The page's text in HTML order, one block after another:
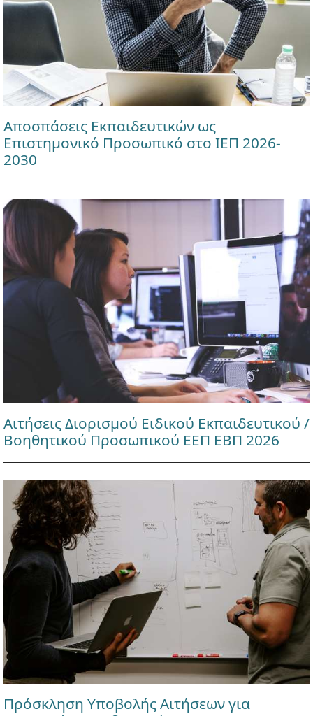
Αποσπάσεις Εκπαιδευτικών ως
Επιστημονικό Προσωπικό στο ΙΕΠ 2026-
2030
Αιτήσεις Διορισμού Ειδικού Εκπαιδευτικού /
Βοηθητικού Προσωπικού ΕΕΠ ΕΒΠ 2026
Πρόσκληση Υποβολής Αιτήσεων για